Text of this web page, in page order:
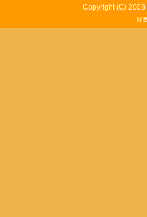
Copyright (C)
簡